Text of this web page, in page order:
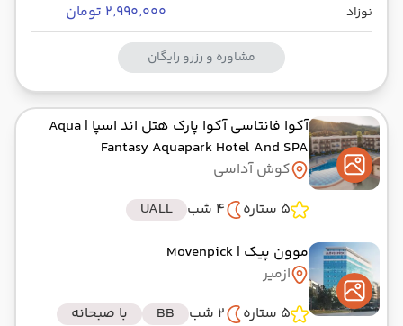
نوزاد ۲٬۹۹۰٬۰۰۰ تومان
مشاوره و رزرو رایگان
آکوا فانتاسی آکوا پارک هتل اند اسپا | Aqua
Fantasy Aquapark Hotel And SPA
کوش آداسی
5 ستاره
4 شب
UALL
موون پیک | Movenpick
ازمیر
5 ستاره
2 شب BB با صبحانه